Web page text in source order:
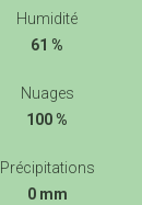
Humidité
61 %
Nuages
100 %
Précipitations
0 mm